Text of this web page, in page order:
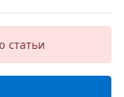
статьи